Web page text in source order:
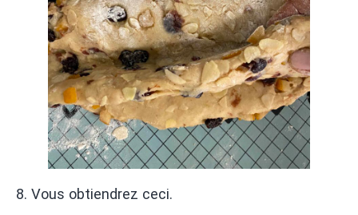
8. Vous obtiendrez ceci.